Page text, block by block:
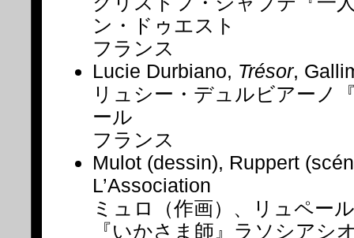
ン・ドゥエスト
フランス
Lucie Durbiano, Trésor,
リュシー・デュルビアーノ
ール
フランス
Mulot (dessin), Ruppert
L’Association
ミュロ（作画）、リュペー
『いかさま師』ラソシアシ